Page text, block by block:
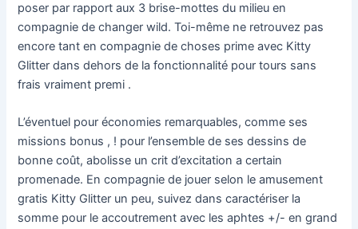
poser par rapport aux 3 brise-mottes du milieu en
compagnie de changer wild. Toi-même ne retrouvez pas
encore tant en compagnie de choses prime avec Kitty
Glitter dans dehors de la fonctionnalité pour tours sans
frais vraiment premi .
L’éventuel pour économies remarquables, comme ses
missions bonus , ! pour l’ensemble de ses dessins de
bonne coût, abolisse un crit d’excitation a certain
promenade. En compagnie de jouer selon le amusement
gratis Kitty Glitter un peu, suivez dans caractériser la
somme pour le accoutrement avec les aphtes +/- en grand